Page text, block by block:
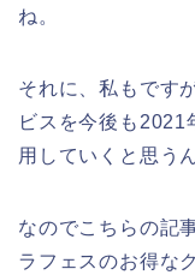
ね。
それに、私もです
ビスを今後も2021
用していくと思う
なのでこちらの記
ラフェスのお得な